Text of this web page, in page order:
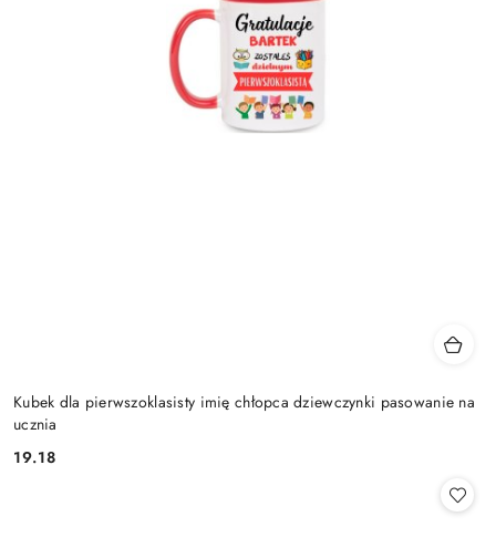
Kubek dla pierwszoklasisty imię chłopca dziewczynki pasowanie na
ucznia
Cena:
19.18